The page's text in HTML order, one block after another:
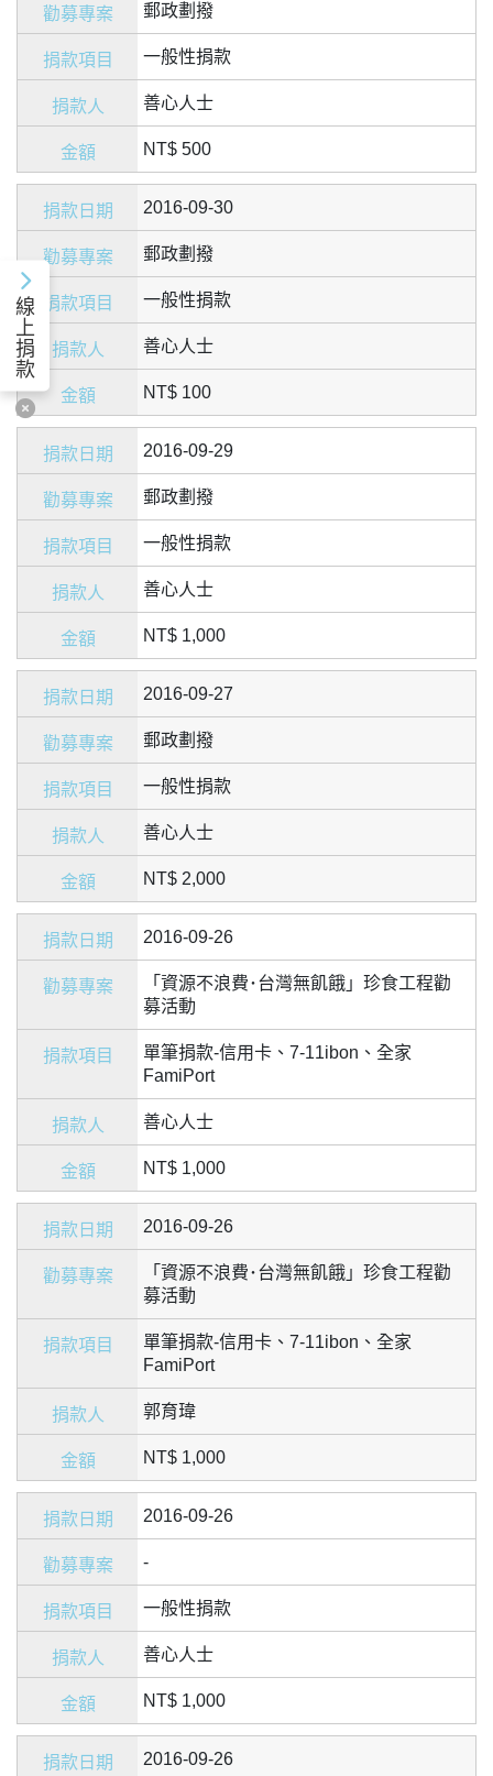
郵政劃撥
一般性捐款
善心人士
NT$ 500
2016-09-30
郵政劃撥
一般性捐款
善心人士
NT$ 100
2016-09-29
郵政劃撥
一般性捐款
善心人士
NT$ 1,000
2016-09-27
郵政劃撥
一般性捐款
善心人士
NT$ 2,000
2016-09-26
「資源不浪費･台灣無飢餓」珍食工程勸
募活動
單筆捐款-信用卡、7-11ibon、全家
FamiPort
善心人士
NT$ 1,000
2016-09-26
「資源不浪費･台灣無飢餓」珍食工程勸
募活動
單筆捐款-信用卡、7-11ibon、全家
FamiPort
郭育瑋
NT$ 1,000
2016-09-26
-
一般性捐款
善心人士
NT$ 1,000
2016-09-26
線
上
捐
款